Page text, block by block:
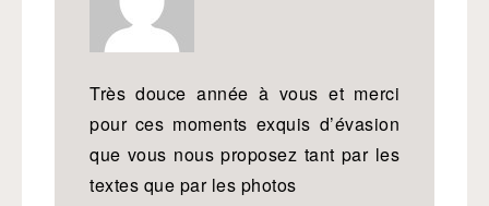
Très douce année à vous et merci
pour ces moments exquis d’évasion
que vous nous proposez tant par les
textes que par les photos